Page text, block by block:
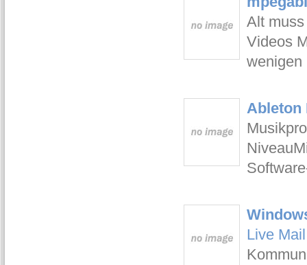
Alt
Videos
wenigen
Ableton
Live